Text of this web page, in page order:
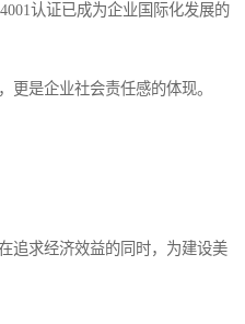
认证已成为企业国际化发展的
更是企业社会责任感的体现。
追求经济效益的同时，为建设美